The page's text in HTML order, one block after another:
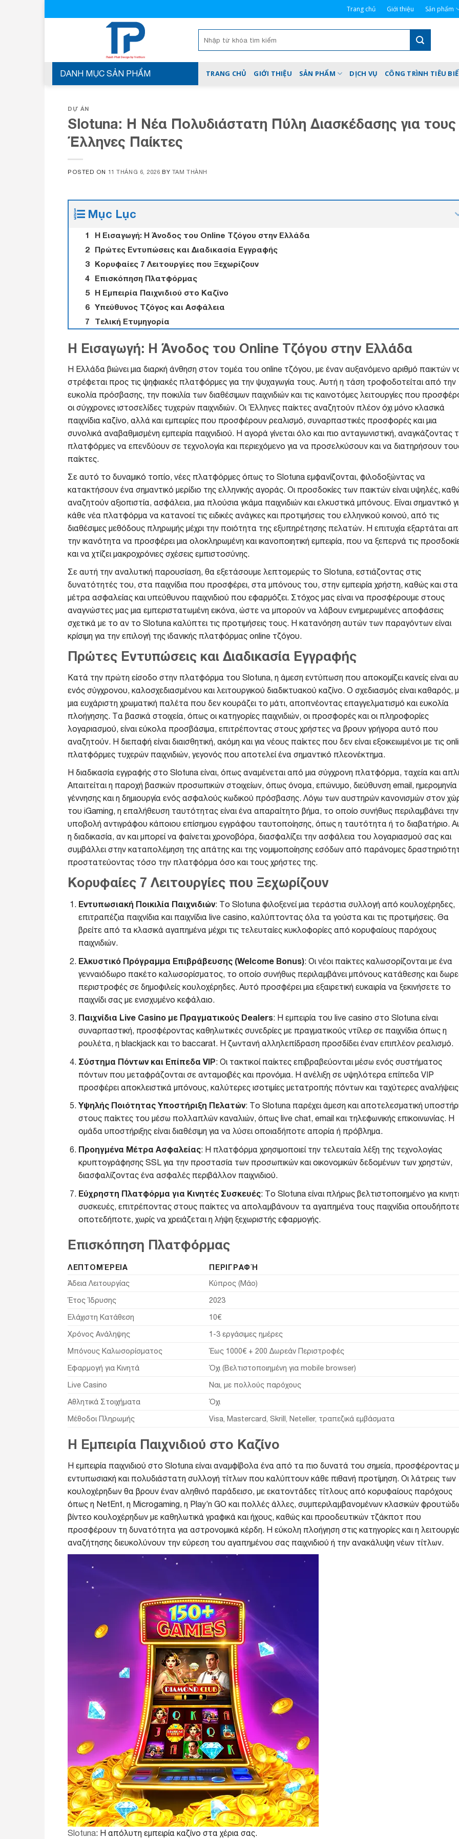
to
Trang chủ Giới thiệu Sản phẩm
kiếm:
DANH MỤC SẢN PHẨM TRANG CHỦ GIỚI THIỆU SẢN PHẨM DỊCH VỤ CÔNG TRÌNH TIÊU
DỰ ÁN
Slotuna: Η Νέα Πολυδιάστατη Πύλη Διασκέδασης για τους
Έλληνες Παίκτες
POSTED ON 11 THÁNG 6, 2026 BY TAM THÀNH
Mục Lục
Η Εισαγωγή: Η Άνοδος του Online Τζόγου στην Ελλάδα
Πρώτες Εντυπώσεις και Διαδικασία Εγγραφής
Κορυφαίες 7 Λειτουργίες που Ξεχωρίζουν
Επισκόπηση Πλατφόρμας
Η Εμπειρία Παιχνιδιού στο Καζίνο
Υπεύθυνος Τζόγος και Ασφάλεια
Τελική Ετυμηγορία
Η Εισαγωγή: Η Άνοδος του Online Τζόγου στην Ελλάδα
Η Ελλάδα βιώνει μια διαρκή άνθηση στον τομέα του online τζόγου, με έναν αυξανόμενο αριθμό παικτών
στρέφεται προς τις ψηφιακές πλατφόρμες για την ψυχαγωγία τους. Αυτή η τάση τροφοδοτείται από την
ευκολία πρόσβασης, την ποικιλία των διαθέσιμων παιχνιδιών και τις καινοτόμες λειτουργίες που
οι σύγχρονες ιστοσελίδες τυχερών παιχνιδιών. Οι Έλληνες παίκτες αναζητούν πλέον όχι μόνο κλασικά
παιχνίδια καζίνο, αλλά και εμπειρίες που προσφέρουν ρεαλισμό, συναρπαστικές προσφορές και μια
συνολικά αναβαθμισμένη εμπειρία παιχνιδιού. Η αγορά γίνεται όλο και πιο ανταγωνιστική, αναγκάζοντας
πλατφόρμες να επενδύουν σε τεχνολογία και περιεχόμενο για να προσελκύσουν και να διατηρήσουν
παίκτες.
Σε αυτό το δυναμικό τοπίο, νέες πλατφόρμες όπως το Slotuna εμφανίζονται, φιλοδοξώντας να
κατακτήσουν ένα σημαντικό μερίδιο της ελληνικής αγοράς. Οι προσδοκίες των παικτών είναι υψηλές,
αναζητούν αξιοπιστία, ασφάλεια, μια πλούσια γκάμα παιχνιδιών και ελκυστικά μπόνους. Είναι σημαντικό
κάθε νέα πλατφόρμα να κατανοεί τις ειδικές ανάγκες και προτιμήσεις του ελληνικού κοινού, από τις
διαθέσιμες μεθόδους πληρωμής μέχρι την ποιότητα της εξυπηρέτησης πελατών. Η επιτυχία εξαρτάται
την ικανότητα να προσφέρει μια ολοκληρωμένη και ικανοποιητική εμπειρία, που να ξεπερνά τις
και να χτίζει μακροχρόνιες σχέσεις εμπιστοσύνης.
Σε αυτή την αναλυτική παρουσίαση, θα εξετάσουμε λεπτομερώς το Slotuna, εστιάζοντας στις
δυνατότητές του, στα παιχνίδια που προσφέρει, στα μπόνους του, στην εμπειρία χρήστη, καθώς και στα
μέτρα ασφαλείας και υπεύθυνου παιχνιδιού που εφαρμόζει. Στόχος μας είναι να προσφέρουμε στους
αναγνώστες μας μια εμπεριστατωμένη εικόνα, ώστε να μπορούν να λάβουν ενημερωμένες αποφάσεις
σχετικά με το αν το Slotuna καλύπτει τις προτιμήσεις τους. Η κατανόηση αυτών των παραγόντων είναι
κρίσιμη για την επιλογή της ιδανικής πλατφόρμας online τζόγου.
Πρώτες Εντυπώσεις και Διαδικασία Εγγραφής
Κατά την πρώτη είσοδο στην πλατφόρμα του Slotuna, η άμεση εντύπωση που αποκομίζει κανείς είναι
ενός σύγχρονου, καλοσχεδιασμένου και λειτουργικού διαδικτυακού καζίνο. Ο σχεδιασμός είναι καθαρός,
μια ευχάριστη χρωματική παλέτα που δεν κουράζει το μάτι, αποπνέοντας επαγγελματισμό και ευκολία
πλοήγησης. Τα βασικά στοιχεία, όπως οι κατηγορίες παιχνιδιών, οι προσφορές και οι πληροφορίες
λογαριασμού, είναι εύκολα προσβάσιμα, επιτρέποντας στους χρήστες να βρουν γρήγορα αυτό που
αναζητούν. Η διεπαφή είναι διαισθητική, ακόμη και για νέους παίκτες που δεν είναι εξοικειωμένοι με τις
πλατφόρμες τυχερών παιχνιδιών, γεγονός που αποτελεί ένα σημαντικό πλεονέκτημα.
Η διαδικασία εγγραφής στο Slotuna είναι, όπως αναμένεται από μια σύγχρονη πλατφόρμα, ταχεία και
Απαιτείται η παροχή βασικών προσωπικών στοιχείων, όπως όνομα, επώνυμο, διεύθυνση email, ημερομηνία
γέννησης και η δημιουργία ενός ασφαλούς κωδικού πρόσβασης. Λόγω των αυστηρών κανονισμών στον
του iGaming, η επαλήθευση ταυτότητας είναι ένα απαραίτητο βήμα, το οποίο συνήθως περιλαμβάνει την
υποβολή αντιγράφου κάποιου επίσημου εγγράφου ταυτοποίησης, όπως η ταυτότητα ή το διαβατήριο.
η διαδικασία, αν και μπορεί να φαίνεται χρονοβόρα, διασφαλίζει την ασφάλεια του λογαριασμού σας και
συμβάλλει στην καταπολέμηση της απάτης και της νομιμοποίησης εσόδων από παράνομες
προστατεύοντας τόσο την πλατφόρμα όσο και τους χρήστες της.
Κορυφαίες 7 Λειτουργίες που Ξεχωρίζουν
Εντυπωσιακή Ποικιλία Παιχνιδιών: Το Slotuna φιλοξενεί μια τεράστια συλλογή από κουλοχέρηδες,
επιτραπέζια παιχνίδια και παιχνίδια live casino, καλύπτοντας όλα τα γούστα και τις προτιμήσεις. Θα
βρείτε από τα κλασικά αγαπημένα μέχρι τις τελευταίες κυκλοφορίες από κορυφαίους παρόχους
παιχνιδιών.
Ελκυστικό Πρόγραμμα Επιβράβευσης (Welcome Bonus): Οι νέοι παίκτες καλωσορίζονται με ένα
γενναιόδωρο πακέτο καλωσορίσματος, το οποίο συνήθως περιλαμβάνει μπόνους κατάθεσης και
περιστροφές σε δημοφιλείς κουλοχέρηδες. Αυτό προσφέρει μια εξαιρετική ευκαιρία να ξεκινήσετε το
παιχνίδι σας με ενισχυμένο κεφάλαιο.
Παιχνίδια Live Casino με Πραγματικούς Dealers: Η εμπειρία του live casino στο Slotuna είναι
συναρπαστική, προσφέροντας καθηλωτικές συνεδρίες με πραγματικούς ντίλερ σε παιχνίδια όπως η
ρουλέτα, η blackjack και το baccarat. Η ζωντανή αλληλεπίδραση προσδίδει έναν επιπλέον ρεαλισμό.
Σύστημα Πόντων και Επίπεδα VIP: Οι τακτικοί παίκτες επιβραβεύονται μέσω ενός συστήματος
πόντων που μεταφράζονται σε ανταμοιβές και προνόμια. Η ανέλιξη σε υψηλότερα επίπεδα VIP
προσφέρει αποκλειστικά μπόνους, καλύτερες ισοτιμίες μετατροπής πόντων και ταχύτερες
Υψηλής Ποιότητας Υποστήριξη Πελατών: Το Slotuna παρέχει άμεση και αποτελεσματική
στους παίκτες του μέσω πολλαπλών καναλιών, όπως live chat, email και τηλεφωνικής επικοινωνίας. Η
ομάδα υποστήριξης είναι διαθέσιμη για να λύσει οποιαδήποτε απορία ή πρόβλημα.
Προηγμένα Μέτρα Ασφαλείας: Η πλατφόρμα χρησιμοποιεί την τελευταία λέξη της τεχνολογίας
κρυπτογράφησης SSL για την προστασία των προσωπικών και οικονομικών δεδομένων των χρηστών,
διασφαλίζοντας ένα ασφαλές περιβάλλον παιχνιδιού.
Εύχρηστη Πλατφόρμα για Κινητές Συσκευές: Το Slotuna είναι πλήρως βελτιστοποιημένο για
συσκευές, επιτρέποντας στους παίκτες να απολαμβάνουν τα αγαπημένα τους παιχνίδια
οποτεδήποτε, χωρίς να χρειάζεται η λήψη ξεχωριστής εφαρμογής.
Επισκόπηση Πλατφόρμας
ΛΕΠΤΟΜΈΡΕΙΑ
ΠΕΡΙΓΡΑΦΉ
Άδεια Λειτουργίας
Κύπρος (Μάο)
Έτος Ίδρυσης
2023
Ελάχιστη Κατάθεση
10€
Χρόνος Ανάληψης
1-3 εργάσιμες ημέρες
Μπόνους Καλωσορίσματος
Έως 1000€ + 200 Δωρεάν Περιστροφές
Εφαρμογή για Κινητά
Όχι (Βελτιστοποιημένη για mobile browser)
Live Casino
Ναι, με πολλούς παρόχους
Αθλητικά Στοιχήματα
Όχι
Μέθοδοι Πληρωμής
Visa, Mastercard, Skrill, Neteller, τραπεζικά εμβάσματα
Η Εμπειρία Παιχνιδιού στο Καζίνο
Η εμπειρία παιχνιδιού στο Slotuna είναι αναμφίβολα ένα από τα πιο δυνατά του σημεία, προσφέροντας
εντυπωσιακή και πολυδιάστατη συλλογή τίτλων που καλύπτουν κάθε πιθανή προτίμηση. Οι λάτρεις των
κουλοχέρηδων θα βρουν έναν αληθινό παράδεισο, με εκατοντάδες τίτλους από κορυφαίους παρόχους
όπως η NetEnt, η Microgaming, η Play’n GO και πολλές άλλες, συμπεριλαμβανομένων κλασικών
βίντεο κουλοχέρηδων με καθηλωτικά γραφικά και ήχους, καθώς και προοδευτικών τζάκποτ που
προσφέρουν τη δυνατότητα για αστρονομικά κέρδη. Η εύκολη πλοήγηση στις κατηγορίες και η
αναζήτησης διευκολύνουν την εύρεση του αγαπημένου σας παιχνιδιού ή την ανακάλυψη νέων τίτλων.
Slotuna: Η απόλυτη εμπειρία καζίνο στα χέρια σας.